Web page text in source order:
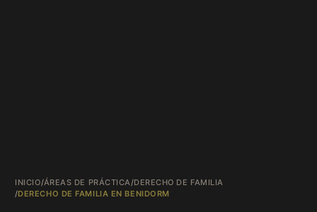
INICIO/ÁREAS DE PRÁCTICA/DERECHO DE FAMILIA
/DERECHO DE FAMILIA EN BENIDORM